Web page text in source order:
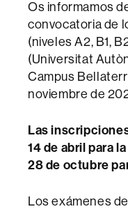
Os informamos
convocatoria de
(niveles A2, B1,
(Universitat
Campus
noviembre de
Las
14 de abril para
28 de octubre
Los exámenes